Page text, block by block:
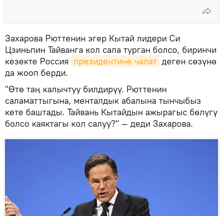
Захарова Рюттенин эгер Кытай лидери Си
Цзиньпин Тайванга кол сала турган болсо, биринчи
кезекте Россия президентине чалат деген сөзүнө
да жооп берди.
"Өтө таң калычтуу билдирүү. Рюттенин
саламаттыгына, менталдык абалына тынчыбыз
кете баштады. Тайвань Кытайдын ажырагыс бөлүгү
болсо каяктагы кол салуу?" — деди Захарова.